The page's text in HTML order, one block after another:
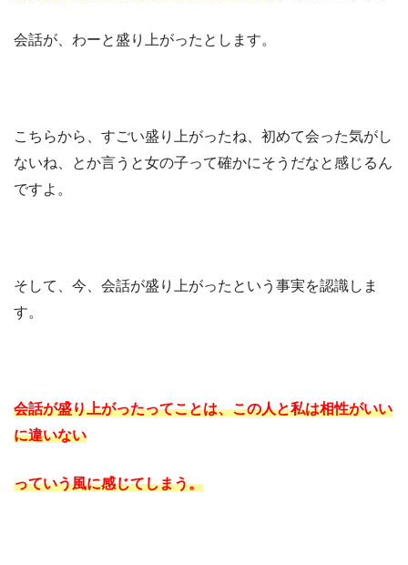
会話が、わーと盛り上がったとします。
こちらから、すごい盛り上がったね、初めて会った気がし
ないね、とか言うと女の子って確かにそうだなと感じるん
ですよ。
そして、今、会話が盛り上がったという事実を認識しま
す。
会話が盛り上がったってことは、この人と私は相性がいい
に違いない
っていう風に感じてしまう。